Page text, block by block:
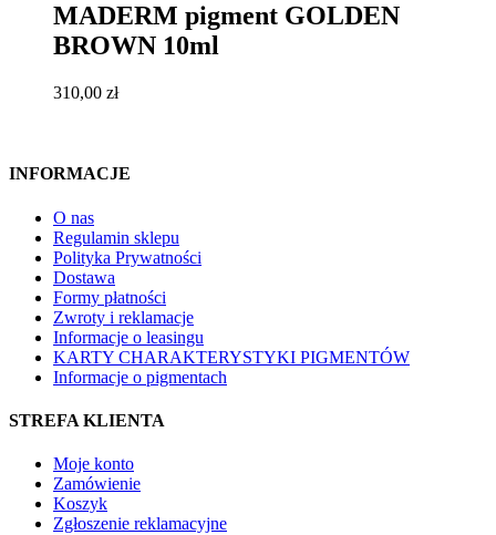
MADERM pigment GOLDEN
BROWN 10ml
310,00 zł
INFORMACJE
O nas
Regulamin sklepu
Polityka Prywatności
Dostawa
Formy płatności
Zwroty i reklamacje
Informacje o leasingu
KARTY CHARAKTERYSTYKI PIGMENTÓW
Informacje o pigmentach
STREFA KLIENTA
Moje konto
Zamówienie
Koszyk
Zgłoszenie reklamacyjne